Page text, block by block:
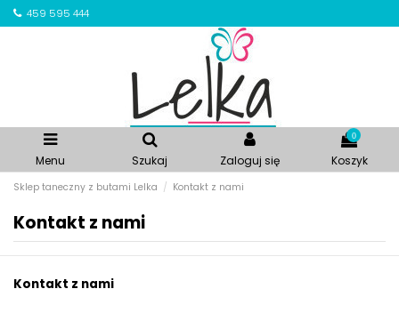
459 595 444
Menu Szukaj Zaloguj się
0
Koszyk
Sklep taneczny z butami Lelka Kontakt z nami
Kontakt z nami
Kontakt z nami